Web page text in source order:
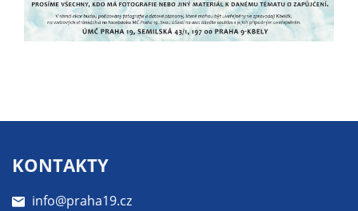
KONTAKTY
info@praha19.cz
výkonu a
optimalizace
našich
Personalizované